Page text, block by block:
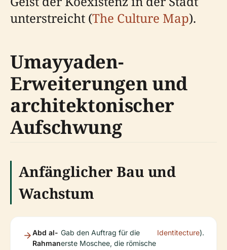
unterstreicht (The Culture Map).
Umayyaden-
Erweiterungen und
architektonischer
Aufschwung
Anfänglicher Bau und
Wachstum
Abd al-
Rahman
Gab den Auftrag für die
erste Moschee, die römische
Identitecture).